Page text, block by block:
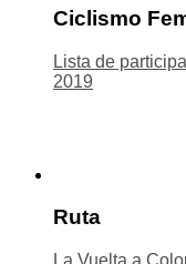
Ciclismo
Lista de
2019
Ruta